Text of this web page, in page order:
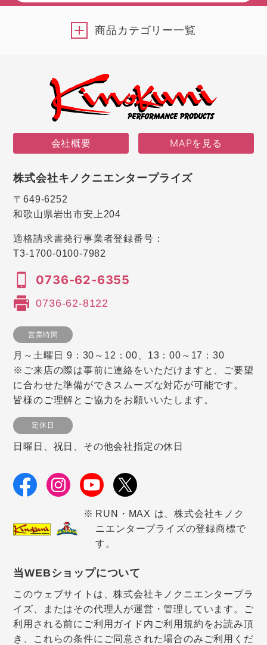
商品カテゴリー一覧
会社概要 MAPを見る
株式会社キノクニエンタープライズ
〒649-6252
和歌山県岩出市安上204
適格請求書発行事業者登録番号：
T3-1700-0100-7982
0736-62-6355
0736-62-8122
営業時間
月～土曜日 9：30～12：00、13：00～17：30
※ご来店の際は事前に連絡をいただけますと、ご要望
に合わせた準備ができスムーズな対応が可能です。
皆様のご理解とご協力をお願いいたします。
定休日
日曜日、祝日、その他会社指定の休日
RUN・MAX は、株式会社キノク
ニエンタープライズの登録商標で
す。
当WEBショップについて
このウェブサイトは、株式会社キノクニエンタープラ
イズ、またはその代理人が運営・管理しています。ご
利用される前にご利用ガイド内ご利用規約をお読み頂
き、これらの条件にご同意された場合のみご利用くだ